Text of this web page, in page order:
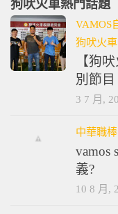
狗吠火車熱門話題
VAMOS
狗吠火車
【狗
別節目
3 7 月,
中華職棒
vamos
義?
10 8 月,